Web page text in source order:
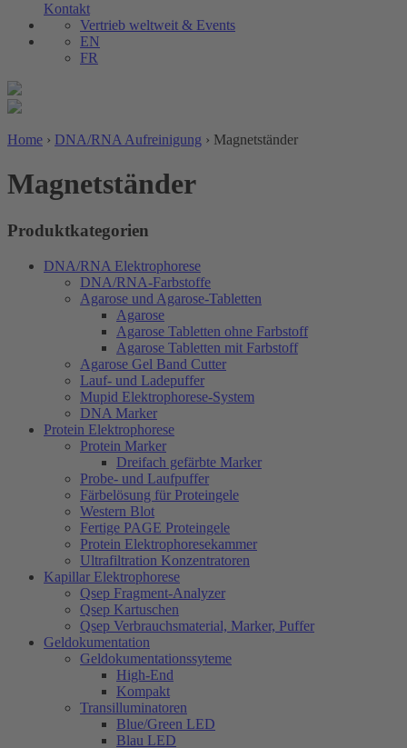
Kontakt
Vertrieb weltweit & Events
EN
FR
Home › DNA/RNA Aufreinigung › Magnetständer
Magnetständer
Produktkategorien
DNA/RNA Elektrophorese
DNA/RNA-Farbstoffe
Agarose und Agarose-Tabletten
Agarose
Agarose Tabletten ohne Farbstoff
Agarose Tabletten mit Farbstoff
Agarose Gel Band Cutter
Lauf- und Ladepuffer
Mupid Elektrophorese-System
DNA Marker
Protein Elektrophorese
Protein Marker
Dreifach gefärbte Marker
Probe- und Laufpuffer
Färbelösung für Proteingele
Western Blot
Fertige PAGE Proteingele
Protein Elektrophoresekammer
Ultrafiltration Konzentratoren
Kapillar Elektrophorese
Qsep Fragment-Analyzer
Qsep Kartuschen
Qsep Verbrauchsmaterial, Marker, Puffer
Geldokumentation
Geldokumentationssyteme
High-End
Kompakt
Transilluminatoren
Blue/Green LED
Blau LED